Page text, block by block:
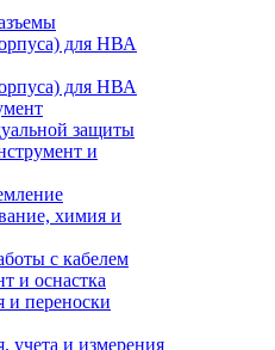
для НВА
для НВА
защиты
и
химия и
с кабелем
и оснастка
и переноски
учета и измерения